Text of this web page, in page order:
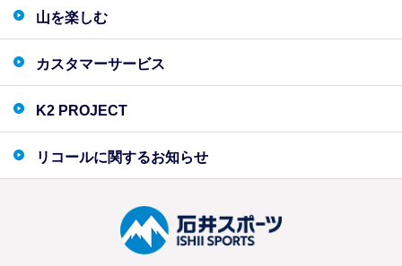
山を楽しむ
カスタマーサービス
K2 PROJECT
リコールに関するお知らせ